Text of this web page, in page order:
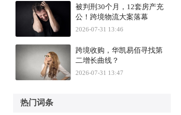
被判刑30个月，12套房产充
公！跨境物流大案落幕
2026-07-31 13:46
跨境收购，华凯易佰寻找第
二增长曲线？
2026-07-31 13:47
热门词条